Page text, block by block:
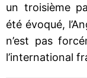
un troisième
été évoqué,
n’est pas
l’international